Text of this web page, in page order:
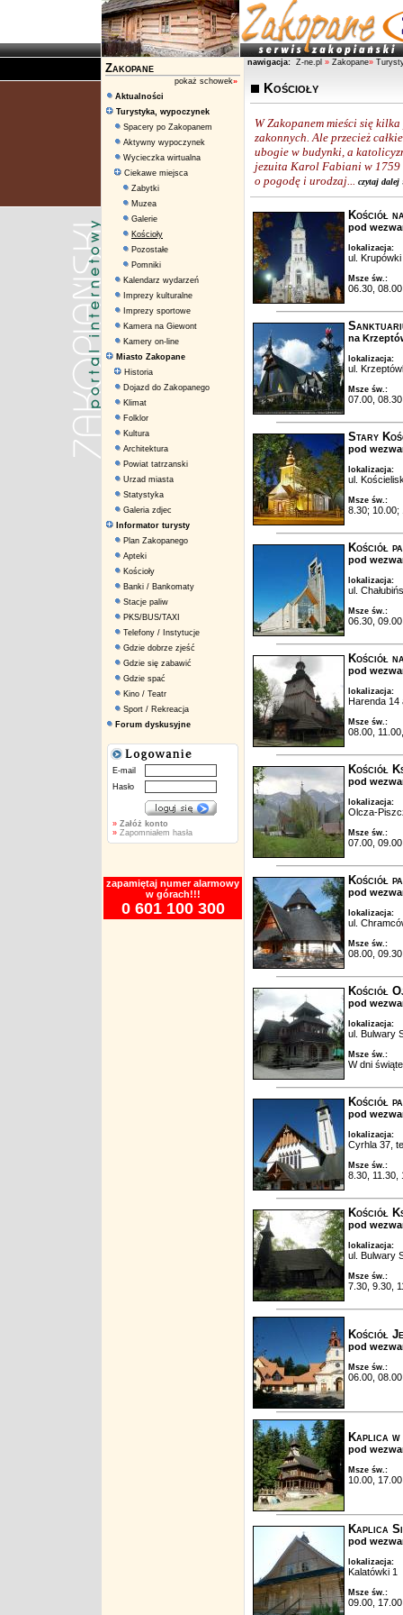
Zakopane
pokaż schowek»
Aktualności
Turystyka, wypoczynek
Spacery po Zakopanem
Aktywny wypoczynek
Wycieczka wirtualna
Ciekawe miejsca
Zabytki
Muzea
Galerie
Kościoły
Pozostałe
Pomniki
Kalendarz wydarzeń
Imprezy kulturalne
Imprezy sportowe
Kamera na Giewont
Kamery on-line
Miasto Zakopane
Historia
Dojazd do Zakopanego
Klimat
Folklor
Kultura
Architektura
Powiat tatrzanski
Urzad miasta
Statystyka
Galeria zdjec
Informator turysty
Plan Zakopanego
Apteki
Kościoły
Banki / Bankomaty
Stacje paliw
PKS/BUS/TAXI
Telefony / Instytucje
Gdzie dobrze zjeść
Gdzie się zabawić
Gdzie spać
Kino / Teatr
Sport / Rekreacja
Forum dyskusyjne
E-mail
Hasło
» Załóż konto
» Zapomniałem hasła
zapamiętaj numer alarmowy
w górach!!!
0 601 100 300
nawigacja: Z-ne.pl » Zakopane»
Kościoły
W Zakopanem mieści się
zakonnych. Ale przecież
ubogie w budynki, a
jezuita Karol Fabiani w 1759
o pogodę i urodzaj... czytaj dalej
Kościół
pod
lokalizacja:
ul.
Msze św.:
06.30,
na
lokalizacja:
ul.
Msze św.:
07.00,
Stary
pod
lokalizacja:
ul.
Msze św.:
8.30; 10.00;
Kościół
pod
lokalizacja:
ul.
Msze św.:
06.30,
Kościół
pod
lokalizacja:
Harenda 14
Msze św.:
08.00,
Kościół
pod
lokalizacja:
Olcza-
Msze św.:
07.00,
Kościół
pod
lokalizacja:
ul.
Msze św.:
08.00,
Kościół
pod
lokalizacja:
ul. Bulwary
Msze św.:
W dni
Kościół
pod
lokalizacja:
Cyrhla 37,
Msze św.:
8.30, 11.30,
Kościół
pod
lokalizacja:
ul. Bulwary
Msze św.:
7.30, 9.30,
Kościół
pod
Msze św.:
06.00,
Kaplica
pod
Msze św.:
10.00, 17.00
Kaplica
pod
lokalizacja:
Kalatówki 1
Msze św.:
09.00, 17.00